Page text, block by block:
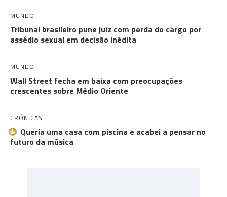
MUNDO
Tribunal brasileiro pune juiz com perda do cargo por
assédio sexual em decisão inédita
MUNDO
Wall Street fecha em baixa com preocupações
crescentes sobre Médio Oriente
CRÓNICAS
Queria uma casa com piscina e acabei a pensar no
futuro da música